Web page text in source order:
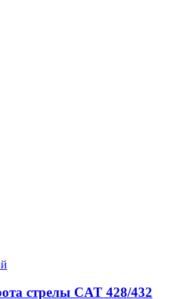
стрелы CAT 428/432